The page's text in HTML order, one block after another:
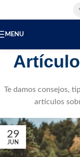
MENU
Te damos consejos,
artículos
29
JUN